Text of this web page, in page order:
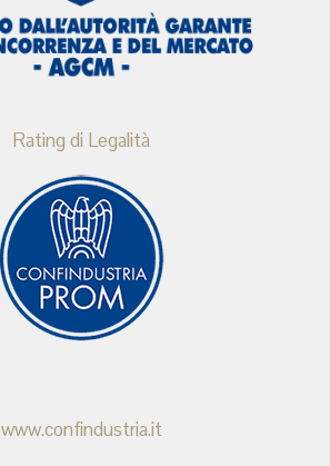
Rating di Legalità
www.confindustria.it